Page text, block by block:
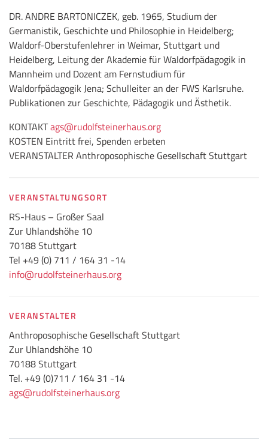
DR. ANDRE BARTONICZEK, geb. 1965, Studium der
Germanistik, Geschichte und Philosophie in Heidelberg;
Waldorf-Oberstufenlehrer in Weimar, Stuttgart und
Heidelberg, Leitung der Akademie für Waldorfpädagogik in
Mannheim und Dozent am Fernstudium für
Waldorfpädagogik Jena; Schulleiter an der FWS Karlsruhe.
Publikationen zur Geschichte, Pädagogik und Ästhetik.
KONTAKTags@rudolfsteinerhaus.org
KOSTEN Eintritt frei, Spenden erbeten
VERANSTALTER Anthroposophische Gesellschaft Stuttgart
VERANSTALTUNGSORT
RS-Haus – Großer Saal
Zur Uhlandshöhe 10
70188 Stuttgart
Tel +49 (0) 711 / 164 31 -14
info@rudolfsteinerhaus.org
VERANSTALTER
Anthroposophische Gesellschaft Stuttgart
Zur Uhlandshöhe 10
70188 Stuttgart
Tel. +49 (0)711 / 164 31 -14
ags@rudolfsteinerhaus.org